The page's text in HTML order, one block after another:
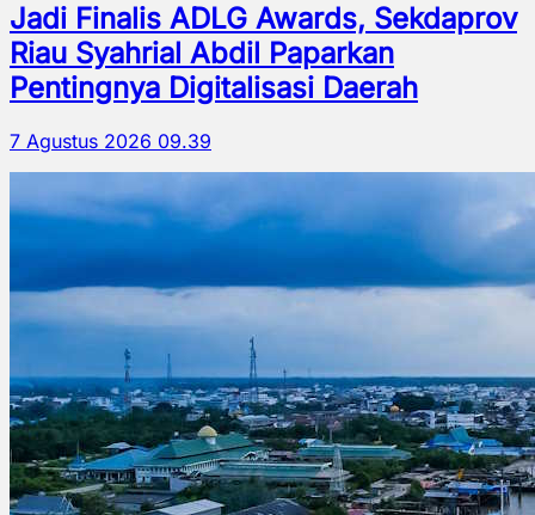
Jadi Finalis ADLG Awards, Sekdaprov
Riau Syahrial Abdil Paparkan
Pentingnya Digitalisasi Daerah
7 Agustus 2026 09.39